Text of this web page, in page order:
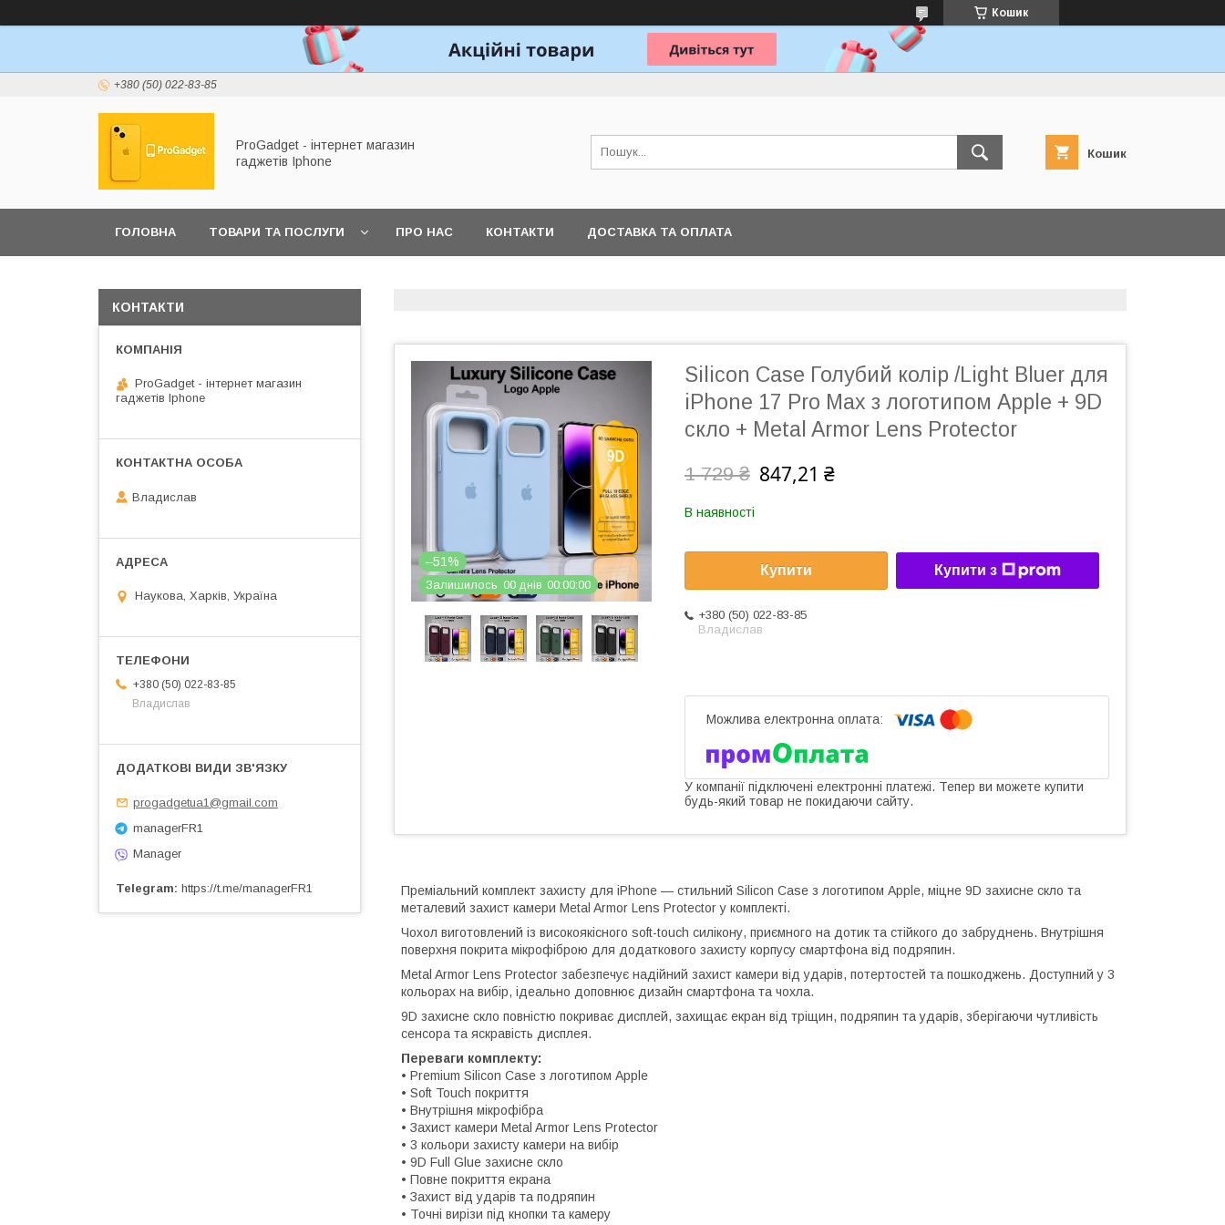
Кошик
+380 (50) 022-83-85
ProGadget - iнтернет магазин
гаджетів Iphone
Кошик
ГОЛОВНА ТОВАРИ ТА ПОСЛУГИ ПРО НАС КОНТАКТИ ДОСТАВКА ТА ОПЛАТА
–51%
Залишилось 00 днів 00 00 00
Silicon Case Голубий колір /Light Bluer для
iPhone 17 Pro Max з логотипом Apple + 9D
скло + Metal Armor Lens Protector
1 729 ₴ 847,21 ₴
В наявності
Купити Купити з
+380 (50) 022-83-85
Владислав
У компанії підключені електронні платежі. Тепер ви можете купити
будь-який товар не покидаючи сайту.
Преміальний комплект захисту для iPhone — стильний Silicon Case з логотипом Apple, міцне 9D захисне скло та
металевий захист камери Metal Armor Lens Protector у комплекті.
Чохол виготовлений із високоякісного soft-touch силікону, приємного на дотик та стійкого до забруднень. Внутрішня
поверхня покрита мікрофіброю для додаткового захисту корпусу смартфона від подряпин.
Metal Armor Lens Protector забезпечує надійний захист камери від ударів, потертостей та пошкоджень. Доступний у 3
кольорах на вибір, ідеально доповнює дизайн смартфона та чохла.
9D захисне скло повністю покриває дисплей, захищає екран від тріщин, подряпин та ударів, зберігаючи чутливість
сенсора та яскравість дисплея.
Переваги комплекту:
• Premium Silicon Case з логотипом Apple
• Soft Touch покриття
• Внутрішня мікрофібра
• Захист камери Metal Armor Lens Protector
• 3 кольори захисту камери на вибір
• 9D Full Glue захисне скло
• Повне покриття екрана
• Захист від ударів та подряпин
• Точні вирізи під кнопки та камеру
КОНТАКТИ
ProGadget - iнтернет магазин
гаджетів Iphone
Владислав
Наукова, Харків, Україна
+380 (50) 022-83-85
Владислав
progadgetua1@gmail.com
managerFR1
Manager
Telegram https://t.me/managerFR1